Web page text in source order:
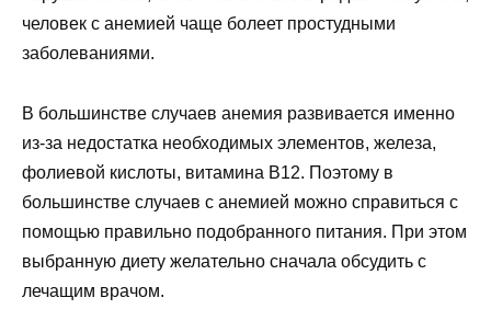
человек с анемией чаще болеет простудными
заболеваниями.
В большинстве случаев анемия развивается именно
из-за недостатка необходимых элементов, железа,
фолиевой кислоты, витамина В12. Поэтому в
большинстве случаев с анемией можно справиться с
помощью правильно подобранного питания. При этом
выбранную диету желательно сначала обсудить с
лечащим врачом.